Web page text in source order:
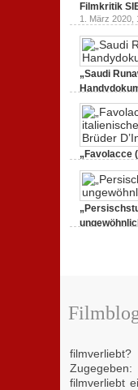
Filmkritik
1. März 2020,
„Saudi
„Favolacce
Berlinale-
25. Februar
filmverliebt